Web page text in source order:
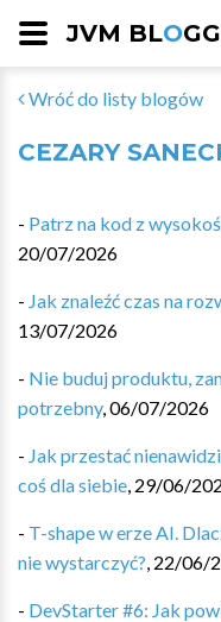
JVM BLO
Wróć do listy blogów
CEZARY
- Patrz na kod z
20/07/2026
- Jak znaleźć czas na
13/07/2026
- Nie buduj produktu,
potrzebny,06/07/2026
- Jak przestać
coś dla siebie, 29/06/
- T-shape w erze AI.
nie wystarczyć?, 22/06/
- DevStarter #6: Jak